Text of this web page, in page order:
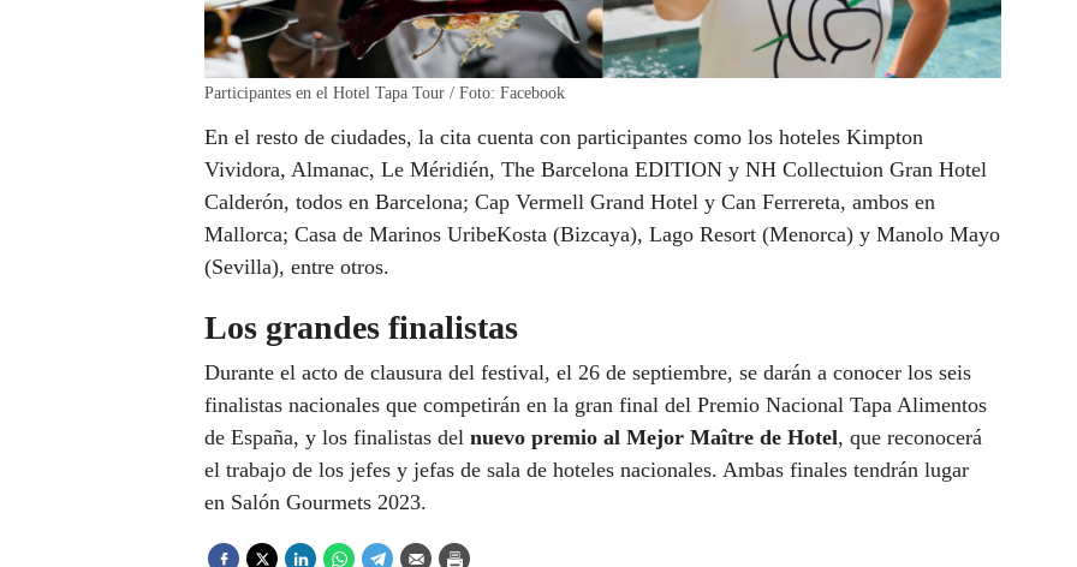
Participantes en el Hotel Tapa Tour / Foto: Facebook
En el resto de ciudades, la cita cuenta con participantes como los hoteles Kimpton
Vividora, Almanac, Le Méridién, The Barcelona EDITION y NH Collectuion Gran Hotel
Calderón, todos en Barcelona; Cap Vermell Grand Hotel y Can Ferrereta, ambos en
Mallorca; Casa de Marinos UribeKosta (Bizcaya), Lago Resort (Menorca) y Manolo Mayo
(Sevilla), entre otros.
Los grandes finalistas
Durante el acto de clausura del festival, el 26 de septiembre, se darán a conocer los seis
finalistas nacionales que competirán en la gran final del Premio Nacional Tapa Alimentos
de España, y los finalistas del nuevo premio al Mejor Maître de Hotel, que reconocerá
el trabajo de los jefes y jefas de sala de hoteles nacionales. Ambas finales tendrán lugar
en Salón Gourmets 2023.